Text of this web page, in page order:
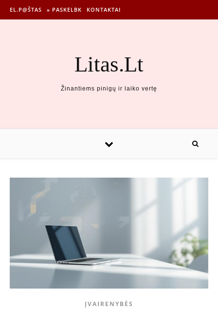
EL.P@ŠTAS » PASKELBK KONTAKTAI
Litas.Lt
Žinantiems pinigų ir laiko vertę
ĮVAIRENYBĖS